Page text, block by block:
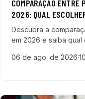
COMPARAÇÃO ENTRE
2026: QUAL
Descubra a
em 2026 e saiba
tecnologia.
06 de ago. de 2026·